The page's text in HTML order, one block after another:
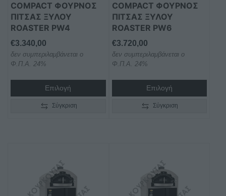
COMPACT ΦΟΥΡΝΟΣ
ΠΙΤΣΑΣ ΞΥΛΟΥ
ROASTER PW4
€3.340,00
δεν συμπεριλαμβάνεται ο
Φ.Π.Α. 24%
Επιλογή
Σύγκριση
COMPACT ΦΟΥΡΝΟΣ
ΠΙΤΣΑΣ ΞΥΛΟΥ
ROASTER PW6
€3.720,00
δεν συμπεριλαμβάνεται ο
Φ.Π.Α. 24%
Επιλογή
Σύγκριση